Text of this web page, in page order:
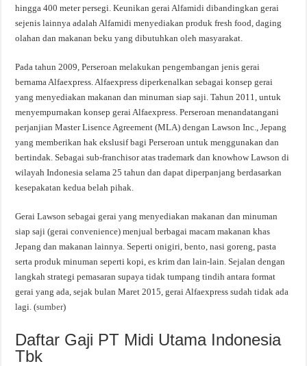
hingga 400 meter persegi. Keunikan gerai Alfamidi dibandingkan gerai
sejenis lainnya adalah Alfamidi menyediakan produk fresh food, daging
olahan dan makanan beku yang dibutuhkan oleh masyarakat.
Pada tahun 2009, Perseroan melakukan pengembangan jenis gerai
bernama Alfaexpress. Alfaexpress diperkenalkan sebagai konsep gerai
yang menyediakan makanan dan minuman siap saji. Tahun 2011, untuk
menyempurnakan konsep gerai Alfaexpress. Perseroan menandatangani
perjanjian Master Lisence Agreement (MLA) dengan Lawson Inc., Jepang
yang memberikan hak ekslusif bagi Perseroan untuk menggunakan dan
bertindak. Sebagai sub-franchisor atas trademark dan knowhow Lawson di
wilayah Indonesia selama 25 tahun dan dapat diperpanjang berdasarkan
kesepakatan kedua belah pihak.
Gerai Lawson sebagai gerai yang menyediakan makanan dan minuman
siap saji (gerai convenience) menjual berbagai macam makanan khas
Jepang dan makanan lainnya. Seperti onigiri, bento, nasi goreng, pasta
serta produk minuman seperti kopi, es krim dan lain-lain. Sejalan dengan
langkah strategi pemasaran supaya tidak tumpang tindih antara format
gerai yang ada, sejak bulan Maret 2015, gerai Alfaexpress sudah tidak ada
lagi. (sumber)
Daftar Gaji PT Midi Utama Indonesia
Tbk